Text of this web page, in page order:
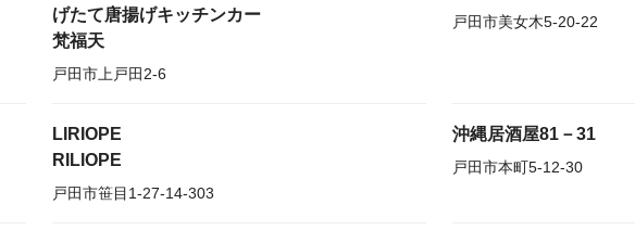
げたて唐揚げキッチンカー
梵福天
戸田市上戸田2-6
戸田市美女木5-20-22
LIRIOPE
RILIOPE
戸田市笹目1-27-14-303
沖縄居酒屋81－31
戸田市本町5-12-30